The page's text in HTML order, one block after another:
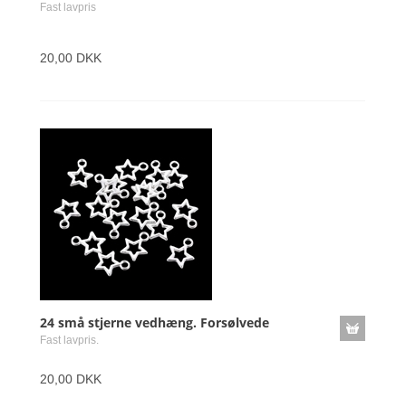
Fast lavpris
20,00 DKK
24 små stjerne vedhæng. Forsølvede
Fast lavpris.
20,00 DKK